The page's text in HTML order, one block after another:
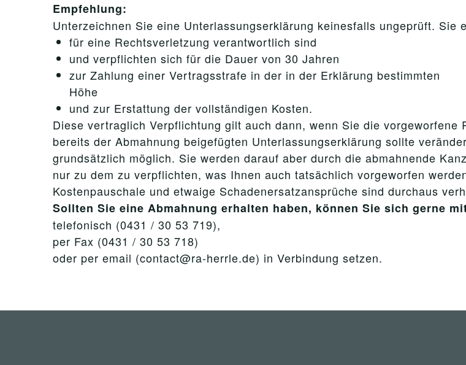
Empfehlung:
Unterzeichnen Sie eine Unterlassungserklärung keinesfalls ungeprüft. Sie
für eine Rechtsverletzung verantwortlich sind
und verpflichten sich für die Dauer von 30 Jahren
zur Zahlung einer Vertragsstrafe in der in der Erklärung bestimmten
Höhe
und zur Erstattung der vollständigen Kosten.
Diese vertraglich Verpflichtung gilt auch dann, wenn Sie die
bereits der Abmahnung beigefügten Unterlassungserklärung sollte
grundsätzlich möglich. Sie werden darauf aber durch die abmahnende
nur zu dem zu verpflichten, was Ihnen auch tatsächlich vorgeworfen
Kostenpauschale und etwaige Schadenersatzansprüche sind durchaus
Sollten Sie eine Abmahnung erhalten haben, können Sie sich gerne
telefonisch (0431 / 30 53 719),
per Fax (0431 / 30 53 718)
oder per email (contact@ra-herrle.de) in Verbindung setzen.